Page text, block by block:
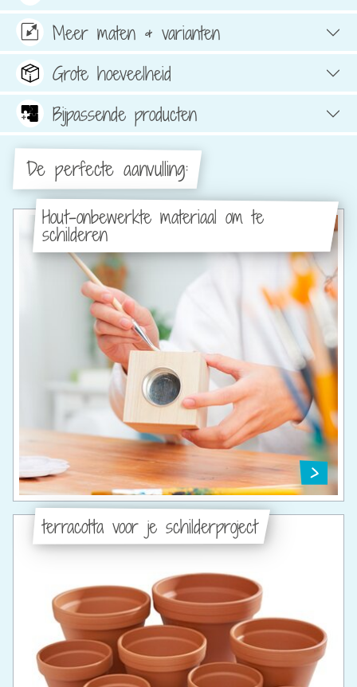
Meer maten & varianten
Grote hoeveelheid
Bijpassende producten
De perfecte aanvulling:
Hout-onbewerkte materiaal om te
schilderen
terracotta voor je schilderproject